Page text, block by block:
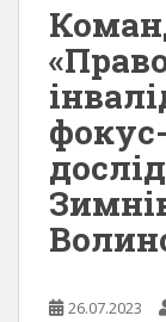
26.07.2023